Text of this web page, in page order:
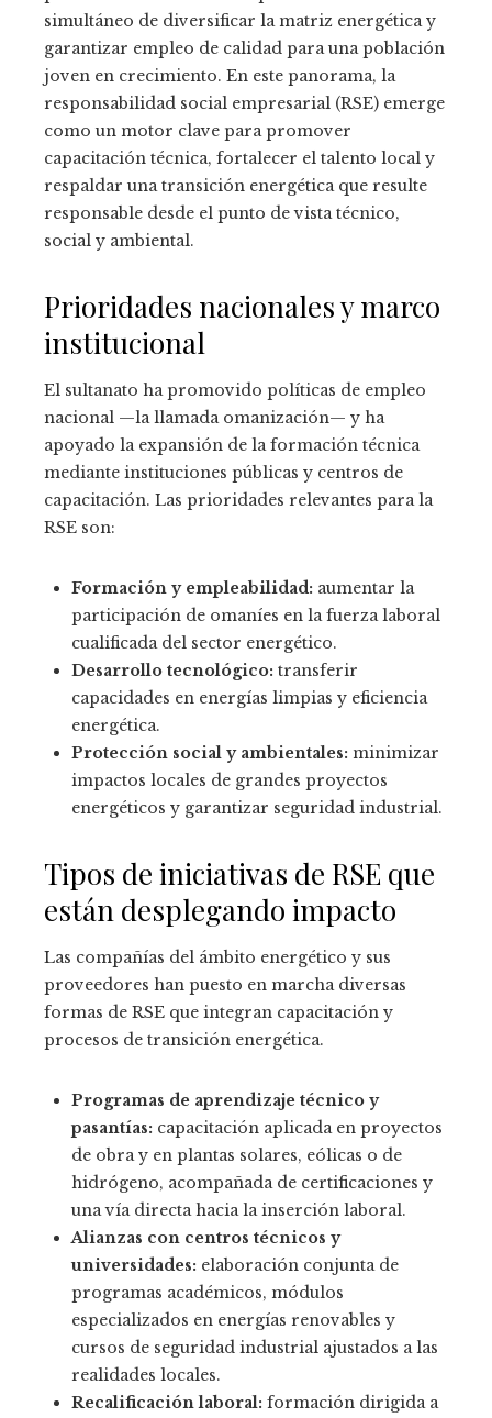
simultáneo de diversificar la matriz energética y
garantizar empleo de calidad para una población
joven en crecimiento. En este panorama, la
responsabilidad social empresarial (RSE) emerge
como un motor clave para promover
capacitación técnica, fortalecer el talento local y
respaldar una transición energética que resulte
responsable desde el punto de vista técnico,
social y ambiental.
Prioridades nacionales y marco
institucional
El sultanato ha promovido políticas de empleo
nacional —la llamada omanización— y ha
apoyado la expansión de la formación técnica
mediante instituciones públicas y centros de
capacitación. Las prioridades relevantes para la
RSE son:
Formación y empleabilidad: aumentar la
participación de omaníes en la fuerza laboral
cualificada del sector energético.
Desarrollo tecnológico: transferir
capacidades en energías limpias y eficiencia
energética.
Protección social y ambientales: minimizar
impactos locales de grandes proyectos
energéticos y garantizar seguridad industrial.
Tipos de iniciativas de RSE que
están desplegando impacto
Las compañías del ámbito energético y sus
proveedores han puesto en marcha diversas
formas de RSE que integran capacitación y
procesos de transición energética.
Programas de aprendizaje técnico y
pasantías: capacitación aplicada en proyectos
de obra y en plantas solares, eólicas o de
hidrógeno, acompañada de certificaciones y
una vía directa hacia la inserción laboral.
Alianzas con centros técnicos y
universidades: elaboración conjunta de
programas académicos, módulos
especializados en energías renovables y
cursos de seguridad industrial ajustados a las
realidades locales.
Recalificación laboral: formación dirigida a